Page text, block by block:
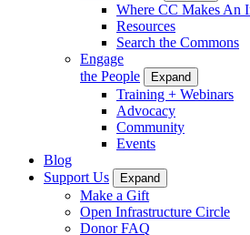
Where CC Makes An
Resources
Search the Commons
Engage
the People
Expand
Training + Webinars
Advocacy
Community
Events
Blog
Support Us
Expand
Make a Gift
Open Infrastructure Circle
Donor FAQ